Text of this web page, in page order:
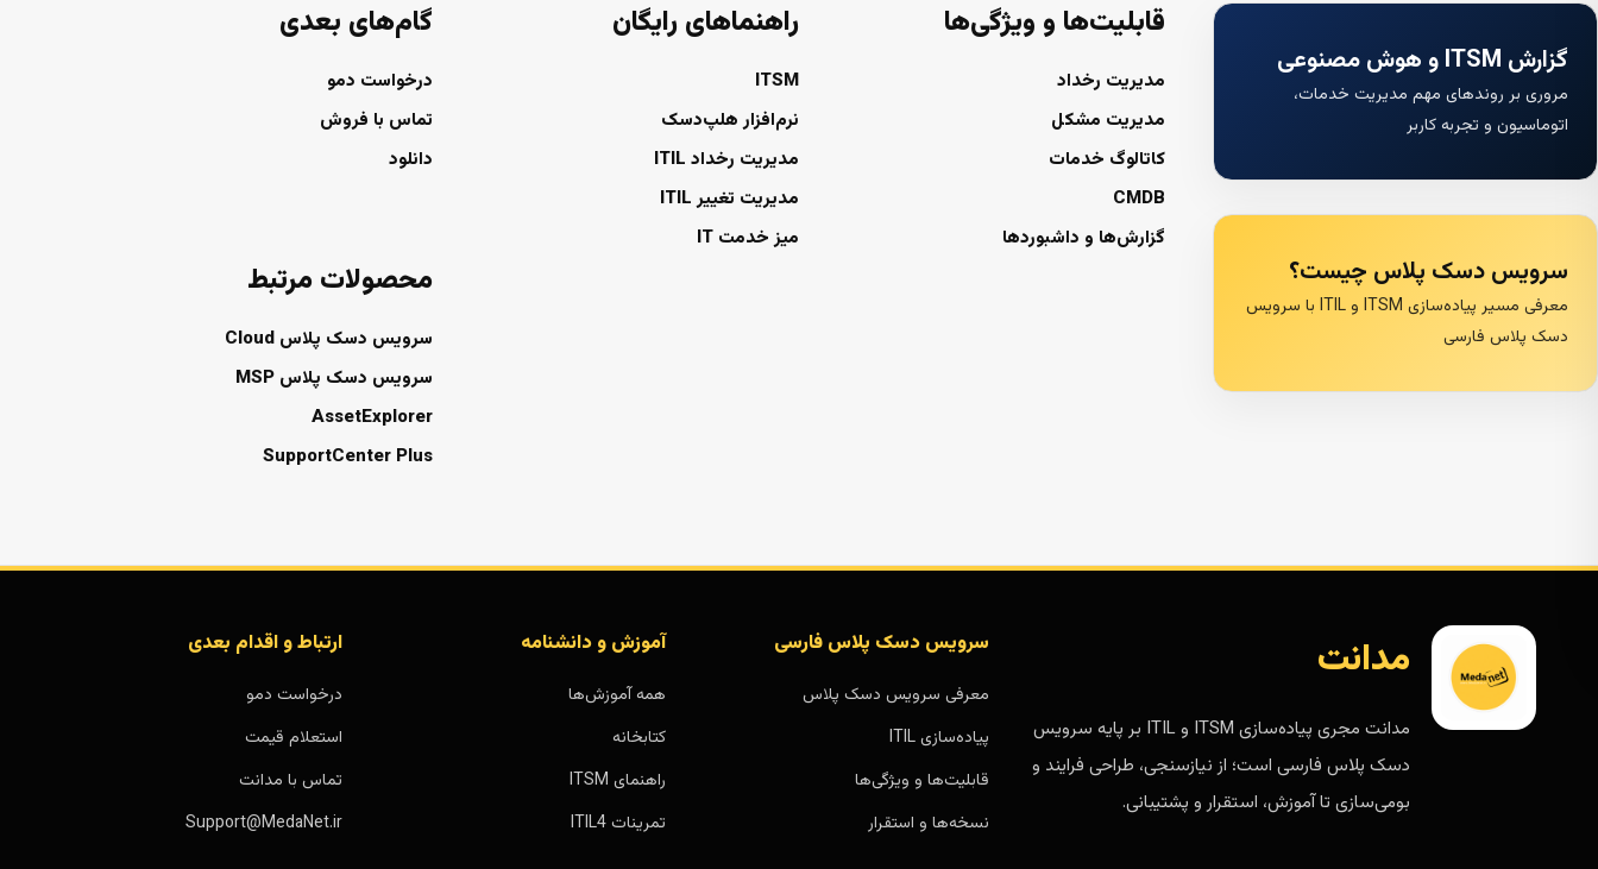
گزارش ITSM و هوش مصنوعی
مروری بر روندهای مهم مدیریت خدمات،
اتوماسیون و تجربه کاربر
سرویس دسک پلاس چیست؟
معرفی مسیر پیاده‌سازی ITSM و ITIL با سرویس
دسک پلاس فارسی
قابلیت‌ها و ویژگی‌ها
مدیریت رخداد
مدیریت مشکل
کاتالوگ خدمات
CMDB
گزارش‌ها و داشبوردها
راهنماهای رایگان
ITSM
نرم‌افزار هلپ‌دسک
مدیریت رخداد ITIL
مدیریت تغییر ITIL
میز خدمت IT
گام‌های بعدی
درخواست دمو
تماس با فروش
دانلود
محصولات مرتبط
سرویس دسک پلاس Cloud
سرویس دسک پلاس MSP
AssetExplorer
SupportCenter Plus
مدانت
مدانت مجری پیاده‌سازی ITSM و ITIL بر پایه سرویس
دسک پلاس فارسی است؛ از نیازسنجی، طراحی فرایند و
بومی‌سازی تا آموزش، استقرار و پشتیبانی.
سرویس دسک پلاس فارسی
معرفی سرویس دسک پلاس
پیاده‌سازی ITIL
قابلیت‌ها و ویژگی‌ها
نسخه‌ها و استقرار
آموزش و دانشنامه
همه آموزش‌ها
کتابخانه
راهنمای ITSM
تمرینات ITIL4
ارتباط و اقدام بعدی
درخواست دمو
استعلام قیمت
تماس با مدانت
Support@MedaNet.ir